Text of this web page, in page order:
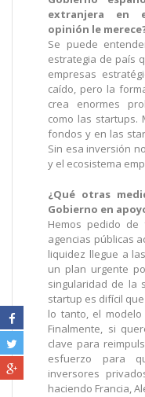
extranjera en
opinión le
Se puede
estrategia de país
empresas
caído, pero la
crea enormes
como las startups.
fondos y en las
Sin esa inversión
y el ecosistema
¿Qué otras
Gobierno en
Hemos pedido
agencias públicas
liquidez llegue a
un plan urgente
singularidad de la
startup es difícil
lo tanto, el
Finalmente, si
clave para
esfuerzo para
inversores
haciendo Francia,